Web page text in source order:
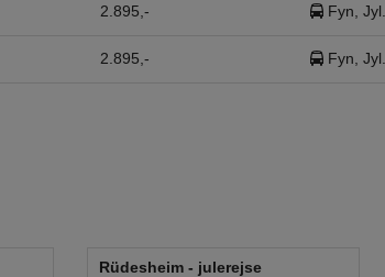
2.895,- Fyn,
2.895,- Fyn,
Rüdesheim - julerejse